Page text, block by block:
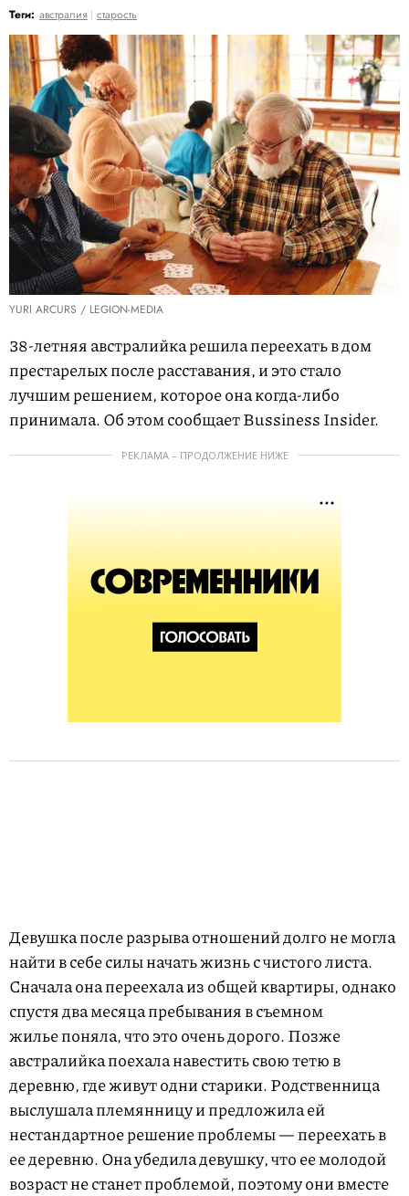
Теги: австралия старость
YURI ARCURS / LEGION-MEDIA
38-летняя австралийка решила переехать в дом
престарелых после расставания, и это стало
лучшим решением, которое она когда-либо
принимала. Об этом сообщает Bussiness Insider.
РЕКЛАМА – ПРОДОЛЖЕНИЕ НИЖЕ
Девушка после разрыва отношений долго не могла
найти в себе силы начать жизнь с чистого листа.
Сначала она переехала из общей квартиры, однако
спустя два месяца пребывания в съемном
жилье поняла, что это очень дорого. Позже
австралийка поехала навестить свою тетю в
деревню, где живут одни старики. Родственница
выслушала племянницу и предложила ей
нестандартное решение проблемы — переехать в
ее деревню. Она убедила девушку, что ее молодой
возраст не станет проблемой, поэтому они вместе